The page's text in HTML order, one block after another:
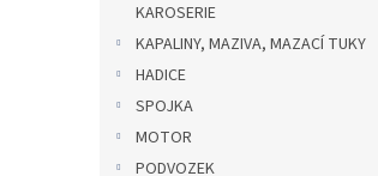
KAROSERIE
KAPALINY, MAZIVA, MAZACÍ TUKY
HADICE
SPOJKA
MOTOR
PODVOZEK